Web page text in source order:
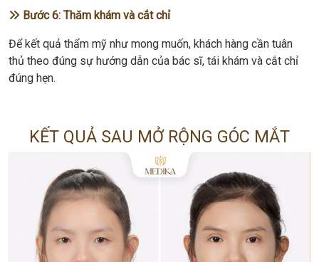
Bước 6: Thăm khám và cắt chỉ
Để kết quả thẩm mỹ như mong muốn, khách hàng cần tuân
thủ theo đúng sự hướng dẫn của bác sĩ, tái khám và cắt chỉ
đúng hẹn.
KẾT QUẢ SAU MỞ RỘNG GÓC MẮT